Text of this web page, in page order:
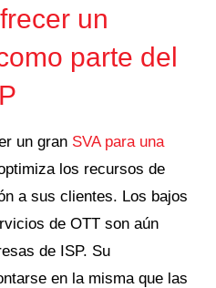
un
parte del
un gran SVA para una
los recursos de
a sus clientes. Los bajos
de OTT son aún
de ISP. Su
en la misma que las